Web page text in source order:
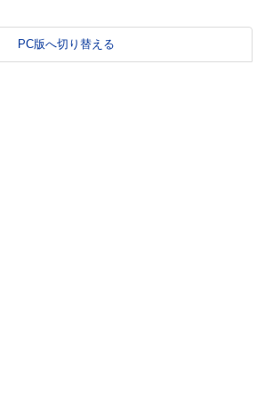
PC版へ切り替える